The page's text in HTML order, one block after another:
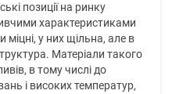
позиції на ринку
характеристиками
у них щільна, але в
Матеріали такого
в тому числі до
і високих температур,